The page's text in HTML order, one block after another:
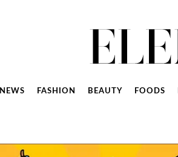
NEWS FASHION BEAUTY FOODS